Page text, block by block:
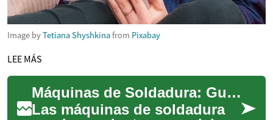
Image byTetiana Shyshkinafrom Pixabay
LEE MÁS
Máquinas de Soldadura: Guía Completa para Profesionales y Aficionados
Las máquinas de soldadura